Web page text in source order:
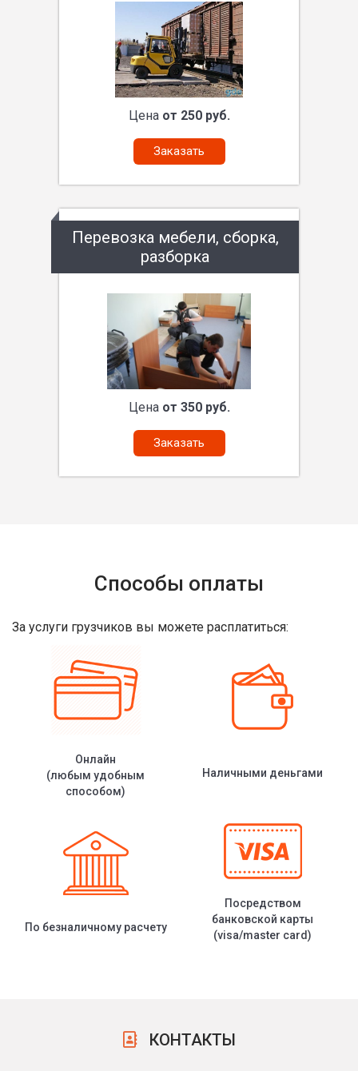
Цена от 250 руб.
Заказать
Перевозка мебели, сборка,
разборка
Цена от 350 руб.
Заказать
Способы оплаты
За услуги грузчиков вы можете расплатиться:
Онлайн
(любым удобным
способом)
Наличными деньгами
По безналичному расчету
Посредством
банковской карты
(visa/master card)
КОНТАКТЫ